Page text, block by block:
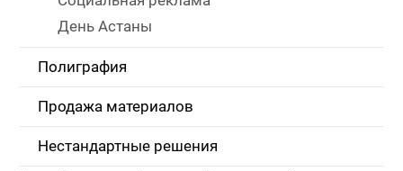
День Астаны
Полиграфия
Продажа материалов
Нестандартные решения